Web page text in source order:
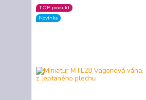
TOP produkt
Novinka